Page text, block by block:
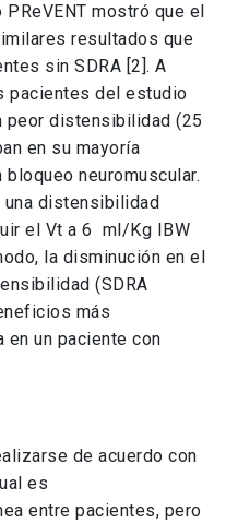
mostró que el
resultados que
sin SDRA [2]. A
pacientes del estudio
peor distensibilidad (25
en su mayoría
neuromuscular.
distensibilidad
el Vt a 6 ml/Kg IBW
la disminución en el
(SDRA
más
un paciente con
de acuerdo con
es
entre pacientes, pero